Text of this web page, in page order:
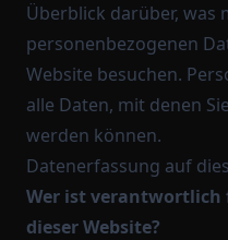
Überblick darüber, was
personenbezogenen
Website besuchen.
alle Daten, mit denen
werden können.
Datenerfassung auf
Wer ist verantwortlich
dieser Website?